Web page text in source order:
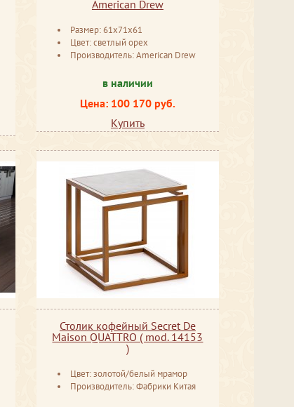
American Drew
Размер: 61x71x61
Цвет: светлый орех
Производитель: American Drew
в наличии
Цена: 100 170 руб.
Купить
Столик кофейный Secret De
Maison QUATTRO ( mod. 14153
)
Цвет: золотой/белый мрамор
Производитель: Фабрики Китая